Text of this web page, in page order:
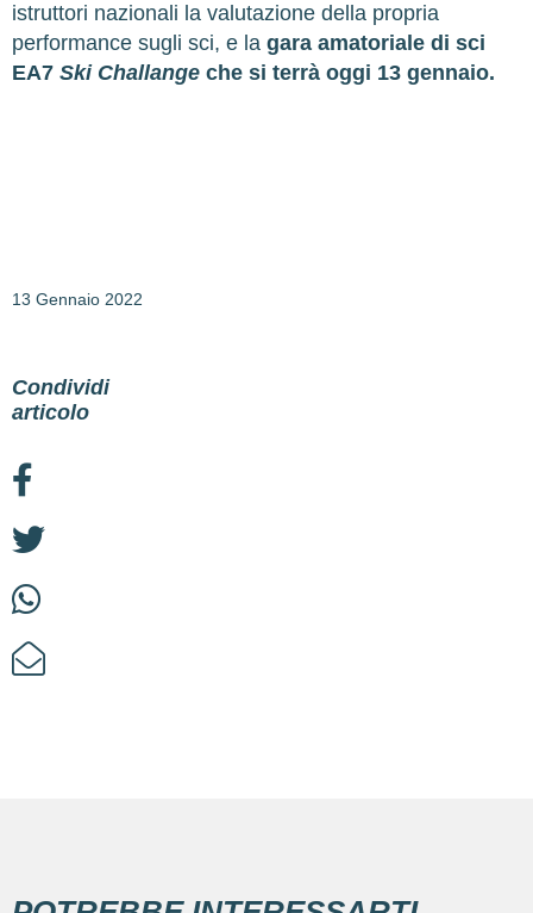
13 Gennaio 2022
Condividi
articolo
istruttori nazionali la valutazione della propria
performance sugli sci, e la gara amatoriale di sci
EA7 Ski Challange che si terrà oggi 13 gennaio.